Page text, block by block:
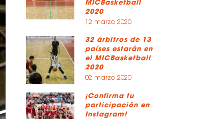
MICBasketball
2020
12 marzo 2020
32 árbitros de 13
países estarán en
el MICBasketball
2020
02 marzo 2020
¡Confirma tu
participación en
Instagram!